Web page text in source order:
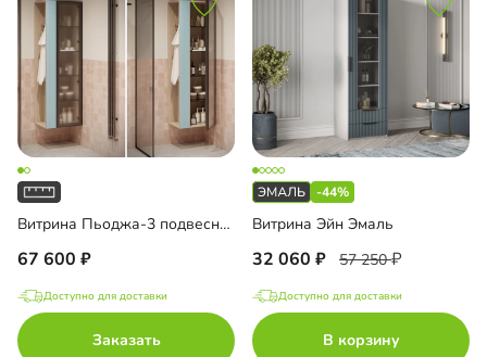
Витрина Пьоджа-3 подвесная
67 600
Доступно для доставки
Заказать
-44%
Витрина Эйн Эмаль
32 060 57 250
Доступно для доставки
В корзину